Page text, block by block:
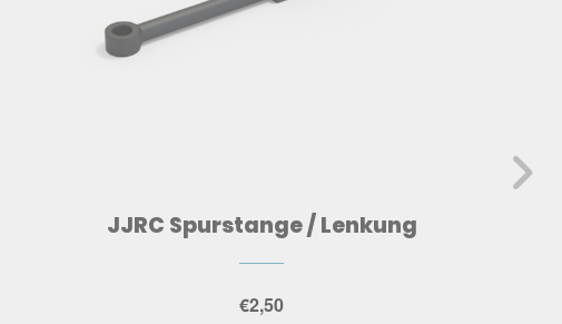
JJRC Spurstange / Lenkung
€2,50